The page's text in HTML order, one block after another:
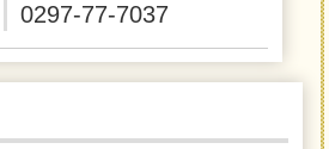
0297-77-7037